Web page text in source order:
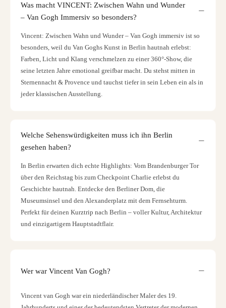
Was macht VINCENT: Zwischen Wahn und Wunder
– Van Gogh Immersiv so besonders?
Vincent: Zwischen Wahn und Wunder – Van Gogh immersiv ist so
besonders, weil du Van Goghs Kunst in Berlin hautnah erlebst:
Farben, Licht und Klang verschmelzen zu einer 360°-Show, die
seine letzten Jahre emotional greifbar macht. Du stehst mitten in
Sternennacht & Provence und tauchst tiefer in sein Leben ein als in
jeder klassischen Ausstellung.
Welche Sehenswürdigkeiten muss ich ihn Berlin
gesehen haben?
In Berlin erwarten dich echte Highlights: Vom Brandenburger Tor
über den Reichstag bis zum Checkpoint Charlie erlebst du
Geschichte hautnah. Entdecke den Berliner Dom, die
Museumsinsel und den Alexanderplatz mit dem Fernsehturm.
Perfekt für deinen Kurztrip nach Berlin – voller Kultur, Architektur
und einzigartigem Hauptstadtflair.
Wer war Vincent Van Gogh?
Vincent van Gogh war ein niederländischer Maler des 19.